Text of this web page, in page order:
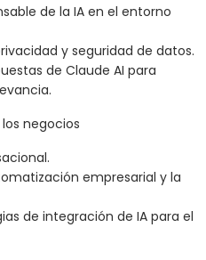
de la IA en el entorno
y seguridad de datos.
de Claude AI para
negocios
empresarial y la
de integración de IA para el